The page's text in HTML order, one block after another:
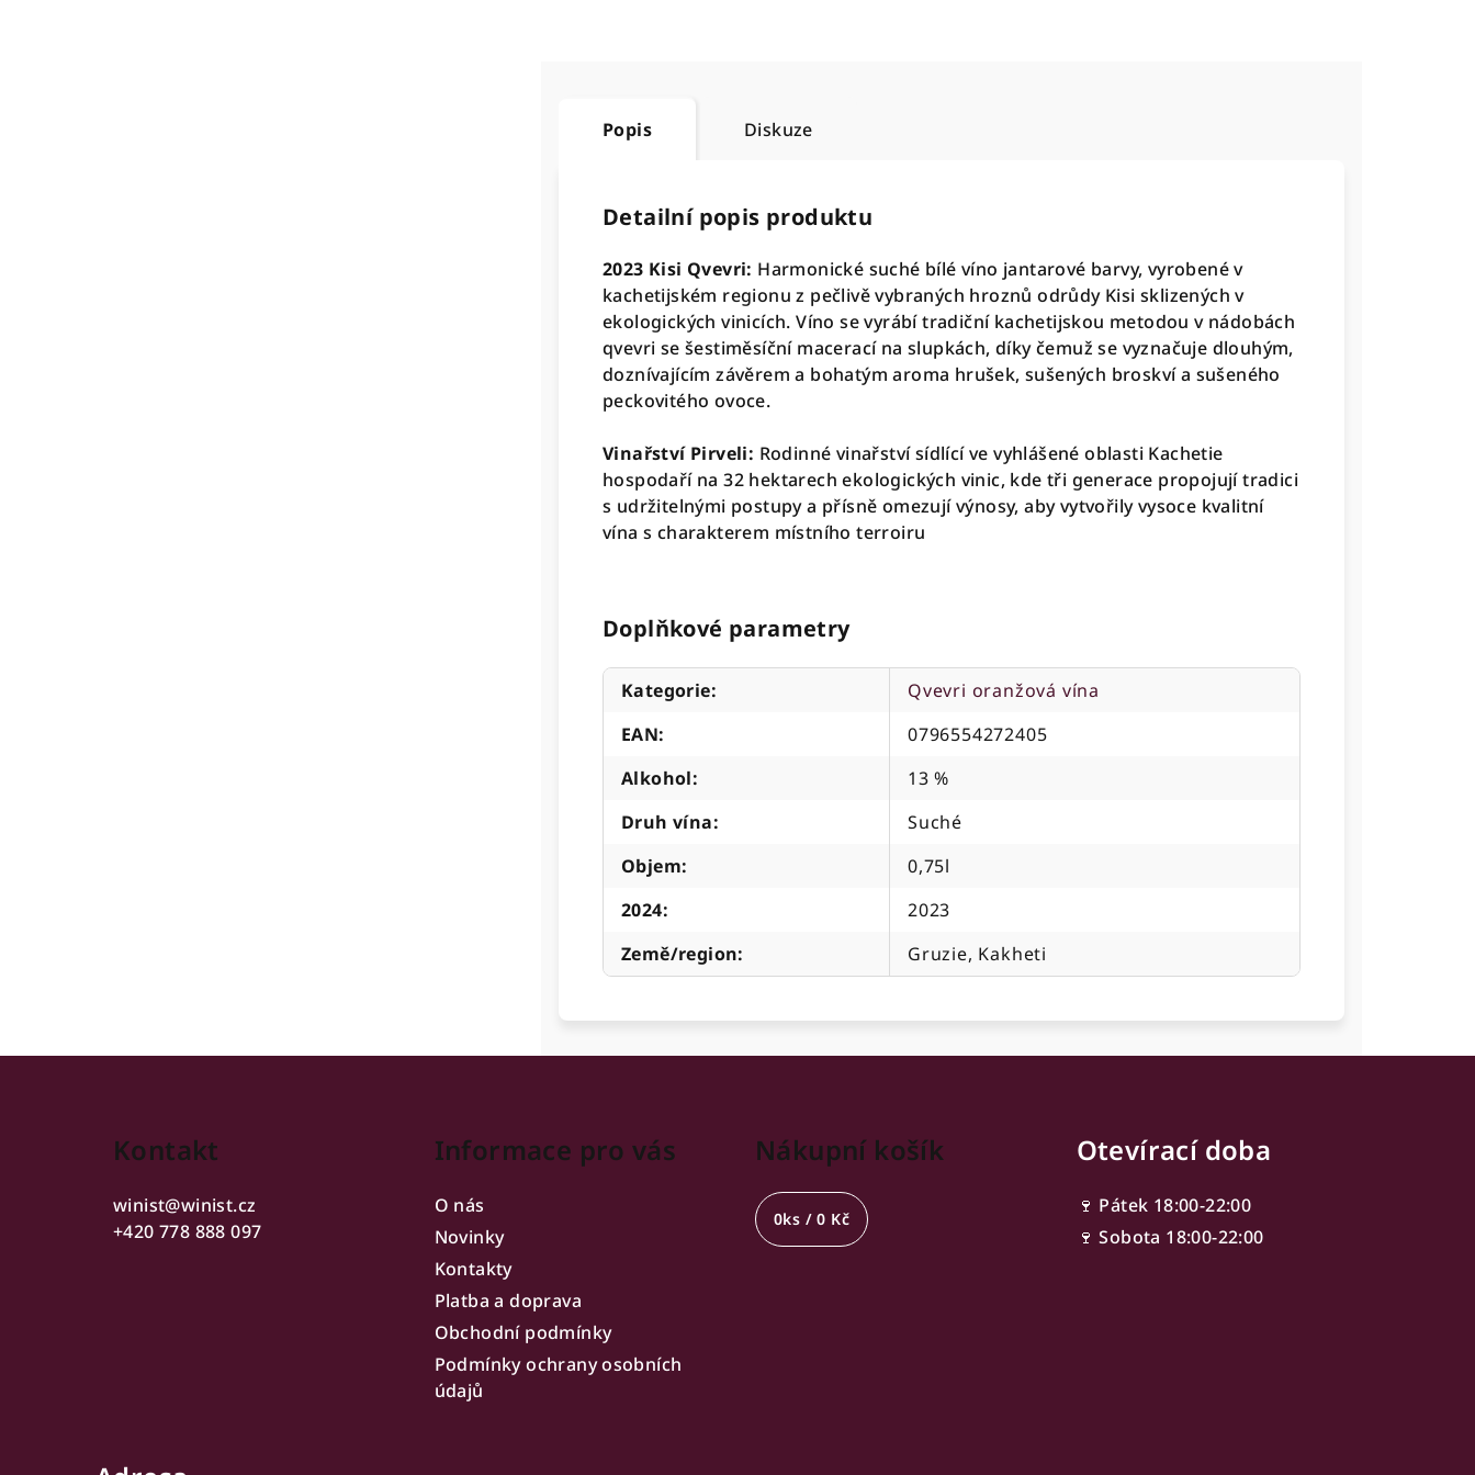
Popis Diskuze
Detailní popis produktu
2023 Kisi Qvevri: Harmonické suché bílé víno jantarové barvy, vyrobené v
kachetijském regionu z pečlivě vybraných hroznů odrůdy Kisi sklizených v
ekologických vinicích. Víno se vyrábí tradiční kachetijskou metodou v nádobách
qvevri se šestiměsíční macerací na slupkách, díky čemuž se vyznačuje dlouhým,
doznívajícím závěrem a bohatým aroma hrušek, sušených broskví a sušeného
peckovitého ovoce.
Vinařství Pirveli: Rodinné vinařství sídlící ve vyhlášené oblasti Kachetie
hospodaří na 32 hektarech ekologických vinic, kde tři generace propojují tradici
s udržitelnými postupy a přísně omezují výnosy, aby vytvořily vysoce kvalitní
vína s charakterem místního terroiru
Doplňkové parametry
Kategorie:
Qvevri oranžová vína
EAN:
0796554272405
Alkohol:
13 %
Druh vína:
Suché
Objem:
0,75l
2024:
2023
Země/region: Gruzie, Kakheti
Kontakt
winist@winist.cz
+420 778 888 097
Informace pro vás
O nás
Novinky
Kontakty
Platba a doprava
Obchodní podmínky
Podmínky ochrany osobních
údajů
Nákupní košík
0ks /0 Kč
Otevírací doba
🍷 Pátek 18:00-22:00
🍷 Sobota 18:00-22:00